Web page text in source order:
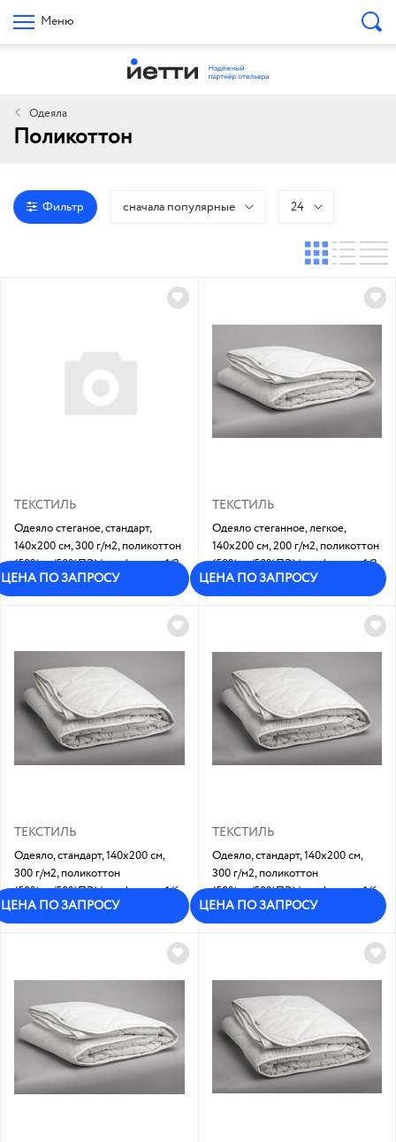
Меню
Одеяла
Поликоттон
Фильтр сначала популярные 24
ТЕКСТИЛЬ
Одеяло стеганое, стандарт,
140х200 см, 300 г/м2, поликоттон
(50%хл/50%ПЭ)/ холфитекс: 1/3
ЦЕНА ПО ЗАПРОСУ
ТЕКСТИЛЬ
Одеяло стеганное, легкое,
140х200 см, 200 г/м2, поликоттон
(50%хл/50%ПЭ)/ холфитекс: 1/3
ЦЕНА ПО ЗАПРОСУ
ТЕКСТИЛЬ
Одеяло, стандарт, 140х200 см,
300 г/м2, поликоттон
(50%хл/50%ПЭ)/ холфитекс: 1/6
ЦЕНА ПО ЗАПРОСУ
ТЕКСТИЛЬ
Одеяло, стандарт, 140х200 см,
300 г/м2, поликоттон
(50%хл/50%ПЭ)/ холфитекс: 1/6
ЦЕНА ПО ЗАПРОСУ